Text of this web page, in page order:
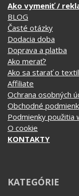
Ako vymeniť /
BLOG
Časté otázky
Dodacia doba
Doprava a platba
Ako merať?
Ako sa starať o
Affiliate
Ochrana osobných
Obchodné
Podmienky použitia
O cookie
KONTAKTY
KATEGÓRIE